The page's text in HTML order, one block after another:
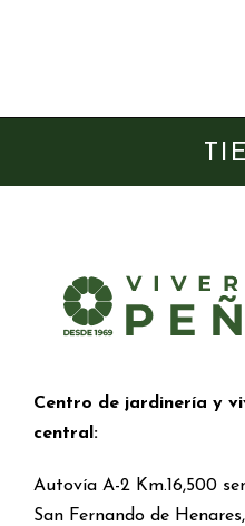
Centro de jardinería y
central:
Autovía A-2 Km.16,500
San Fernando de